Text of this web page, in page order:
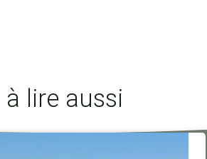
à lire aussi